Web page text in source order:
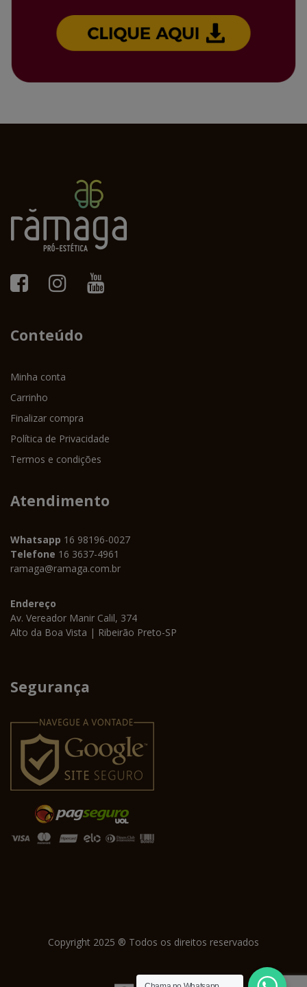
Conteúdo
Minha conta
Carrinho
Finalizar compra
Política de Privacidade
Termos e condições
Atendimento
Whatsapp 16 98196-0027
Telefone 16 3637-4961
ramaga@ramaga.com.br
Endereço
Av. Vereador Manir Calil, 374
Alto da Boa Vista | Ribeirão Preto-SP
Segurança
Copyright 2025 ® Todos os direitos reservados